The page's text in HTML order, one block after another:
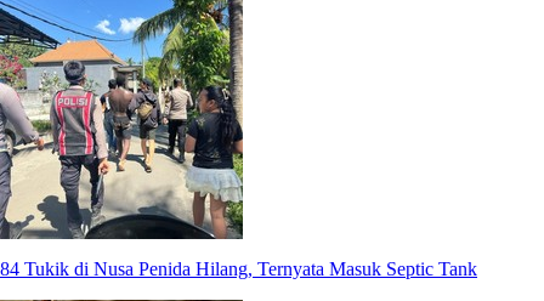
84 Tukik di Nusa Penida Hilang, Ternyata Masuk Septic Tank